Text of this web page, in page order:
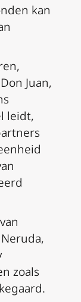
kan
Juan,
leidt,
zoals